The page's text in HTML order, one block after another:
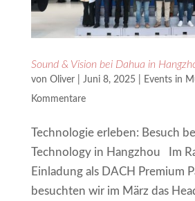
Sound & Vision bei Dahua in
von Oliver| Juni 8, 2025| Events in
Kommentare
Technologie erleben: Besuch
Technology in Hangzhou Im
Einladung als DACH Premium
besuchten wir im März das